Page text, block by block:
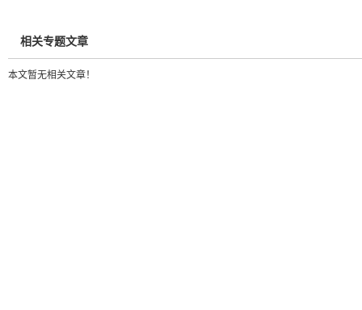
相关专题文章
本文暂无相关文章！